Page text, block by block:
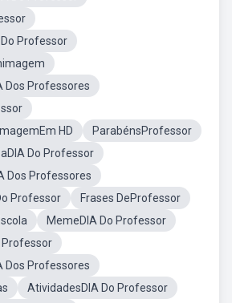
Professor
Dos Professores
HD
ParabénsProfessor
Do Professor
Dos Professores
Professor
Frases DeProfessor
MemeDIA Do Professor
Professor
Dos Professores
AtividadesDIA Do Professor